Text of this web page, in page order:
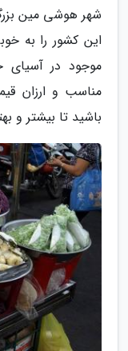
شهر هوشی مین
این کشور را به
موجود در آسیای
مناسب و ارزان
باشید تا بیشتر و